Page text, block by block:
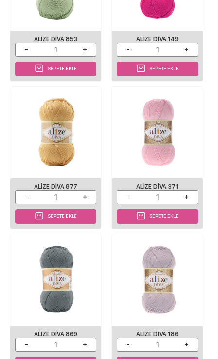
ALIZE DIVA 853
SEPETE EKLE
ALIZE DIVA 149
SEPETE EKLE
ALIZE DIVA 877
SEPETE EKLE
ALIZE DIVA 371
SEPETE EKLE
ALIZE DIVA 869 ALIZE DIVA 186